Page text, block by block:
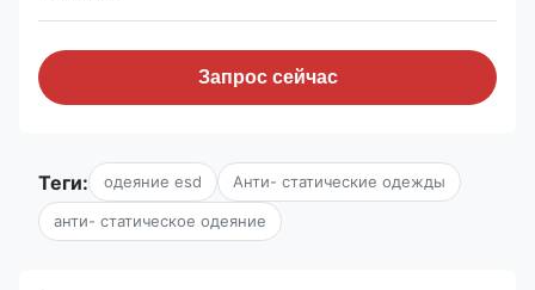
Запрос сейчас
Теги: одеяние esd Анти- статические одежды
анти- статическое одеяние